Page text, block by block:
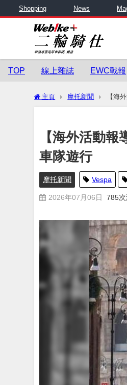
Shopping News
TOP 線上雜誌 EWC戰報
主頁 摩托新聞 【海
【海外活動
車隊遊行
摩托新聞 Vespa
2026年07月06日 785